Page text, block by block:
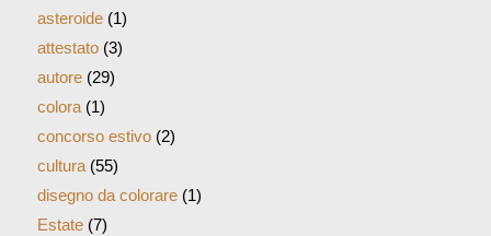
asteroide(1)
attestato(3)
autore(29)
colora(1)
concorso estivo(2)
cultura(55)
disegno da colorare(1)
Estate(7)